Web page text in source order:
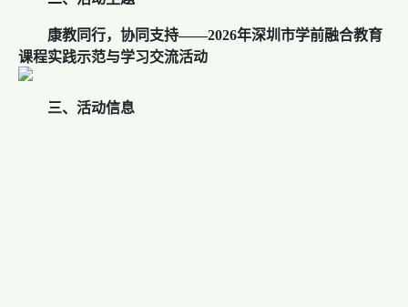
康教同行，协同支持——2026年深圳市学前融合教育
课程实践示范与学习交流活动
三、活动信息